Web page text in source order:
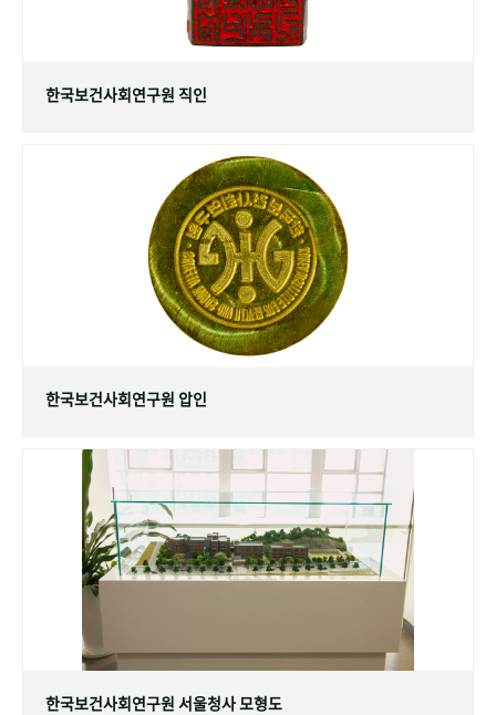
한국보건사회연구원 직인
한국보건사회연구원 압인
한국보건사회연구원 서울청사 모형도